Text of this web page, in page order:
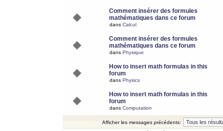
Comment insérer des formules
mathématiques dans ce forum
dans Calcul
Comment insérer des formules
mathématiques dans ce forum
dans Physique
How to insert math formulas in this
forum
dans Physics
How to insert math formulas in this
forum
dans Computation
Afficher les messages précédents: